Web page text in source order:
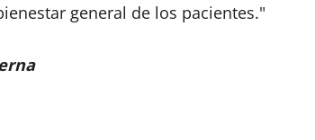
general de los pacientes."